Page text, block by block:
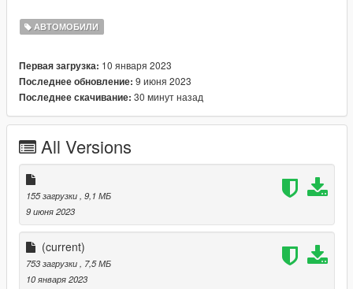
АВТОМОБИЛИ
Первая загрузка: 10 января 2023
Последнее обновление: 9 июня 2023
Последнее скачивание: 30 минут назад
All Versions
155 загрузки , 9,1 МБ
9 июня 2023
(current)
753 загрузки
, 7,5 МБ
10 января 2023